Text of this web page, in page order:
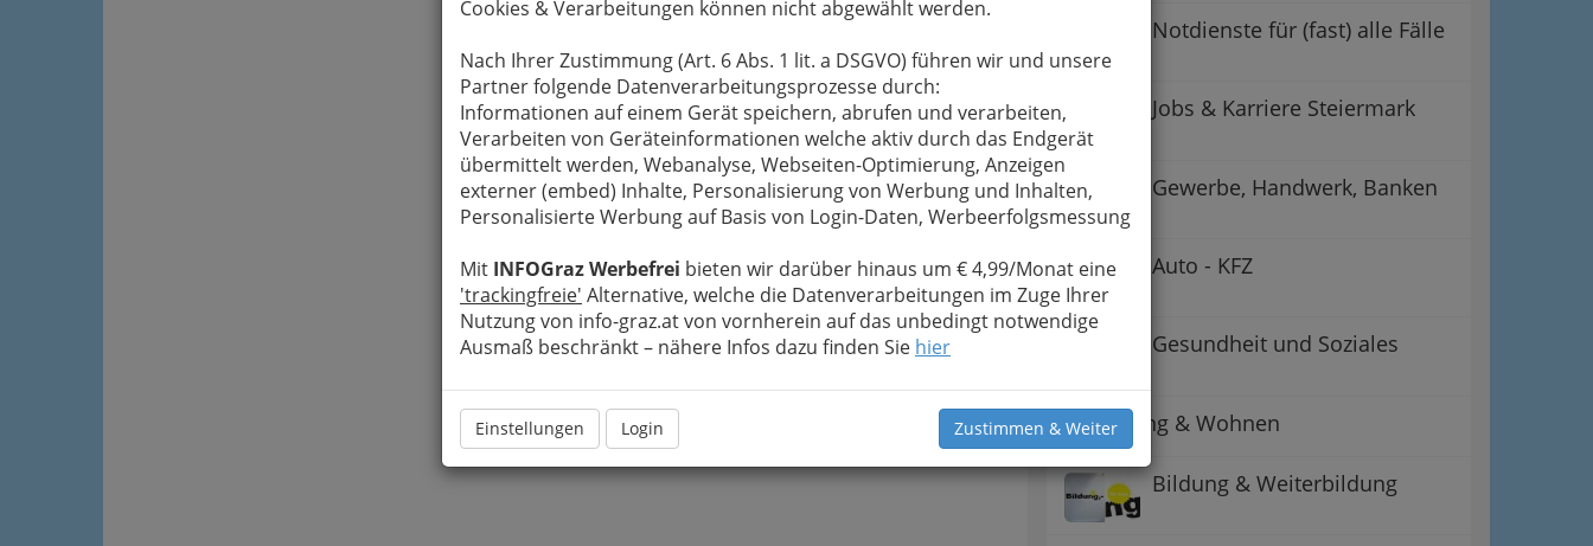
Cookies & Verarbeitungen können nicht abgewählt werden.
Nach Ihrer Zustimmung (Art. 6 Abs. 1 lit. a DSGVO) führen wir und unsere
Partner folgende Datenverarbeitungsprozesse durch:
Informationen auf einem Gerät speichern, abrufen und verarbeiten,
Verarbeiten von Geräteinformationen welche aktiv durch das Endgerät
übermittelt werden, Webanalyse, Webseiten-Optimierung, Anzeigen
externer (embed) Inhalte, Personalisierung von Werbung und Inhalten,
Personalisierte Werbung auf Basis von Login-Daten, Werbeerfolgsmessung
Mit INFOGraz Werbefrei bieten wir darüber hinaus um € 4,99/Monat eine
'trackingfreie' Alternative, welche die Datenverarbeitungen im Zuge Ihrer
Nutzung von info-graz.at von vornherein auf das unbedingt notwendige
Ausmaß beschränkt – nähere Infos dazu finden Sie hier
Einstellungen Login Zustimmen & Weiter
Notdienste für (fast) alle Fälle
Jobs & Karriere Steiermark
Gewerbe, Handwerk, Banken
Auto - KFZ
Gesundheit und Soziales
Betreuung & Wohnen
Bildung & Weiterbildung